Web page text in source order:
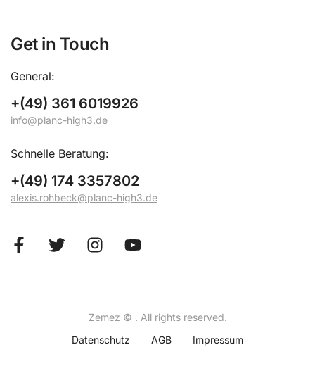
Get in Touch
General:
+(49) 361 6019926
info@planc-high3.de
Schnelle Beratung:
+(49) 174 3357802
alexis.rohbeck@planc-high3.de
Zemez © . All rights reserved.
Datenschutz
AGB Impressum